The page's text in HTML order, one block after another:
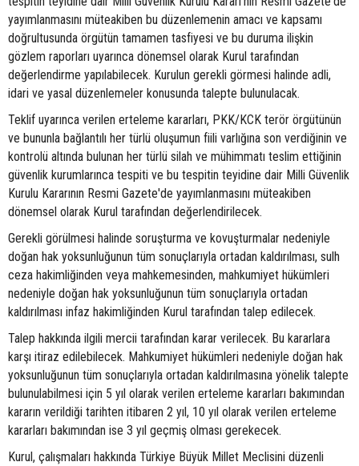
yayımlanmasını müteakiben bu düzenlemenin amacı ve kapsamı
doğrultusunda örgütün tamamen tasfiyesi ve bu duruma ilişkin
gözlem raporları uyarınca dönemsel olarak Kurul tarafından
değerlendirme yapılabilecek. Kurulun gerekli görmesi halinde adli,
idari ve yasal düzenlemeler konusunda talepte bulunulacak.
Teklif uyarınca verilen erteleme kararları, PKK/KCK terör örgütünün
ve bununla bağlantılı her türlü oluşumun fiili varlığına son verdiğinin ve
kontrolü altında bulunan her türlü silah ve mühimmatı teslim ettiğinin
güvenlik kurumlarınca tespiti ve bu tespitin teyidine dair Milli Güvenlik
Kurulu Kararının Resmi Gazete'de yayımlanmasını müteakiben
dönemsel olarak Kurul tarafından değerlendirilecek.
Gerekli görülmesi halinde soruşturma ve kovuşturmalar nedeniyle
doğan hak yoksunluğunun tüm sonuçlarıyla ortadan kaldırılması, sulh
ceza hakimliğinden veya mahkemesinden, mahkumiyet hükümleri
nedeniyle doğan hak yoksunluğunun tüm sonuçlarıyla ortadan
kaldırılması infaz hakimliğinden Kurul tarafından talep edilecek.
Talep hakkında ilgili mercii tarafından karar verilecek. Bu kararlara
karşı itiraz edilebilecek. Mahkumiyet hükümleri nedeniyle doğan hak
yoksunluğunun tüm sonuçlarıyla ortadan kaldırılmasına yönelik talepte
bulunulabilmesi için 5 yıl olarak verilen erteleme kararları bakımından
kararın verildiği tarihten itibaren 2 yıl, 10 yıl olarak verilen erteleme
kararları bakımından ise 3 yıl geçmiş olması gerekecek.
Kurul, çalışmaları hakkında Türkiye Büyük Millet Meclisini düzenli